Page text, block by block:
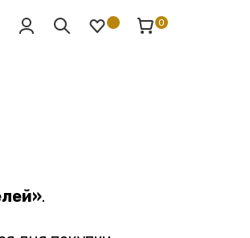
0
.